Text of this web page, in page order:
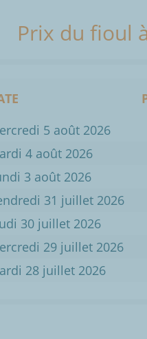
Prix du fioul
5 août 2026
4 août 2026
3 août 2026
31 juillet 2026
30 juillet 2026
29 juillet 2026
28 juillet 2026